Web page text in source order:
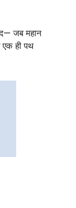
जब महान
एक ही पथ